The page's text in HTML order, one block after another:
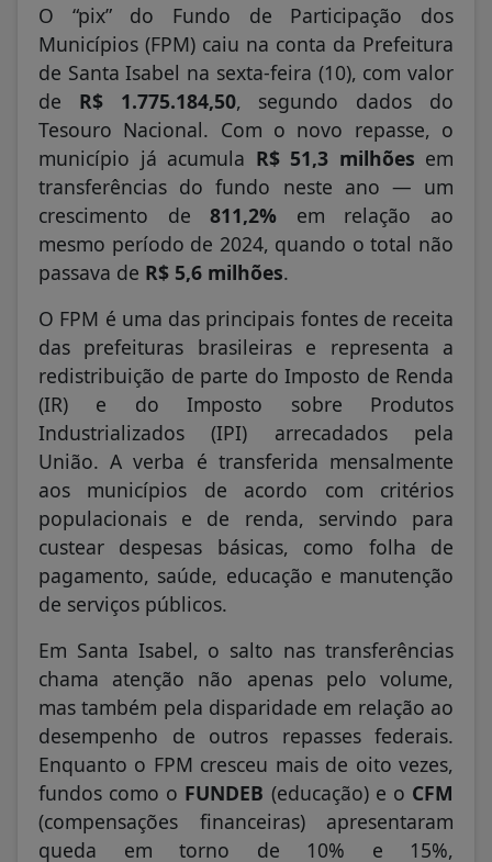
O “pix” do Fundo de Participação dos
Municípios (FPM) caiu na conta da Prefeitura
de Santa Isabel na sexta-feira (10), com valor
de R$ 1.775.184,50, segundo dados do
Tesouro Nacional. Com o novo repasse, o
município já acumula R$ 51,3 milhões em
transferências do fundo neste ano — um
crescimento de811,2% em relação ao
mesmo período de 2024, quando o total não
passava de R$ 5,6 milhões.
O FPM é uma das principais fontes de receita
das prefeituras brasileiras e representa a
redistribuição de parte do Imposto de Renda
(IR) e do Imposto sobre Produtos
Industrializados (IPI) arrecadados pela
União. A verba é transferida mensalmente
aos municípios de acordo com critérios
populacionais e de renda, servindo para
custear despesas básicas, como folha de
pagamento, saúde, educação e manutenção
de serviços públicos.
Em Santa Isabel, o salto nas transferências
chama atenção não apenas pelo volume,
mas também pela disparidade em relação ao
desempenho de outros repasses federais.
Enquanto o FPM cresceu mais de oito vezes,
fundos como o FUNDEB (educação) e o CFM
(compensações financeiras) apresentaram
queda em torno de 10% e 15%,